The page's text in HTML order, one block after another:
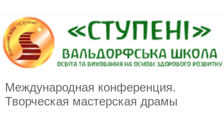
Международная конференция.
Творческая мастерская драмы